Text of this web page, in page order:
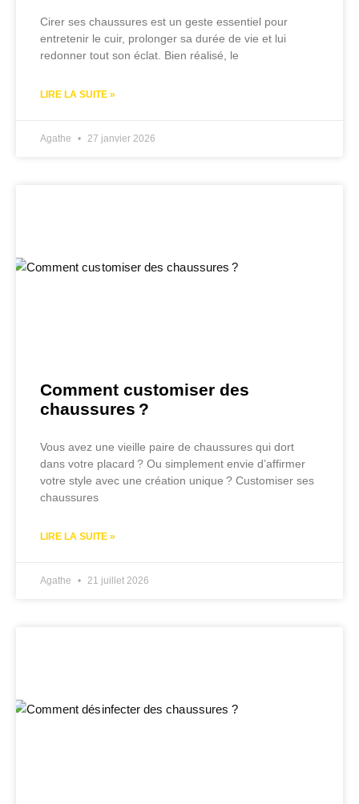
Cirer ses chaussures est un geste essentiel pour
entretenir le cuir, prolonger sa durée de vie et lui
redonner tout son éclat. Bien réalisé, le
LIRE LA SUITE »
Agathe 27 janvier 2026
Comment customiser des
chaussures ?
Vous avez une vieille paire de chaussures qui dort
dans votre placard ? Ou simplement envie d’affirmer
votre style avec une création unique ? Customiser ses
chaussures
LIRE LA SUITE »
Agathe 21 juillet 2026